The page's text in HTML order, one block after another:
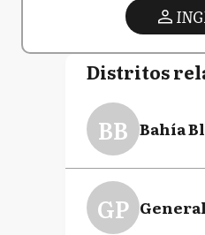
Distritos
BB Bahía
GP